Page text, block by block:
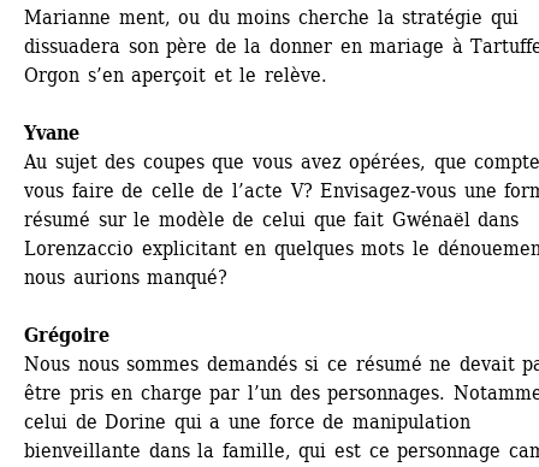
Marianne ment, ou du moins cherche la stratégie qui
dissuadera son père de la donner en mariage à
Orgon s’en aperçoit et le relève.
Yvane
Au sujet des coupes que vous avez opérées, que
vous faire de celle de l’acte V? Envisagez-vous une
résumé sur le modèle de celui que fait Gwénaël dans
Lorenzaccio explicitant en quelques mots le
nous aurions manqué?
Grégoire
Nous nous sommes demandés si ce résumé ne devait
être pris en charge par l’un des personnages.
celui de Dorine qui a une force de manipulation
bienveillante dans la famille, qui est ce personnage